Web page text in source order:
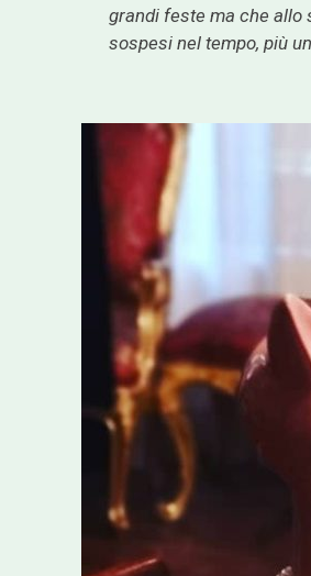
grandi feste ma che allo
sospesi nel tempo, più